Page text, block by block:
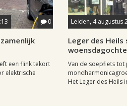
0
een flink tekort
elektrische
Leiden, 4 augustus
Leger des
Van de soepfiets tot
Het Leger des Heils